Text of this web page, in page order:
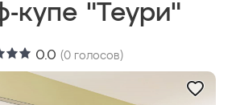
купе "Теури"
0.0 (0 голосов)